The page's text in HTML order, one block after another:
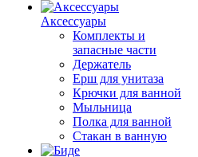
Аксессуары
Комплекты и
запасные части
Держатель
Ерш для унитаза
Крючки для ванной
Мыльница
Полка для ванной
Стакан в ванную